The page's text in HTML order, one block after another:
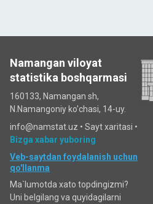
Namangan viloyat
statistika boshqarmasi
160133, Namangan sh,
N.Namangoniy ko'chasi, 14-uy.
info@namstat.uz • Sayt xaritasi •
Bizga xabar yuboring
Veb-saytdan foydalanish uchun
qo'llanma
Ma`lumotda xato topdingizmi?
Uni belgilang va quyidagilarni